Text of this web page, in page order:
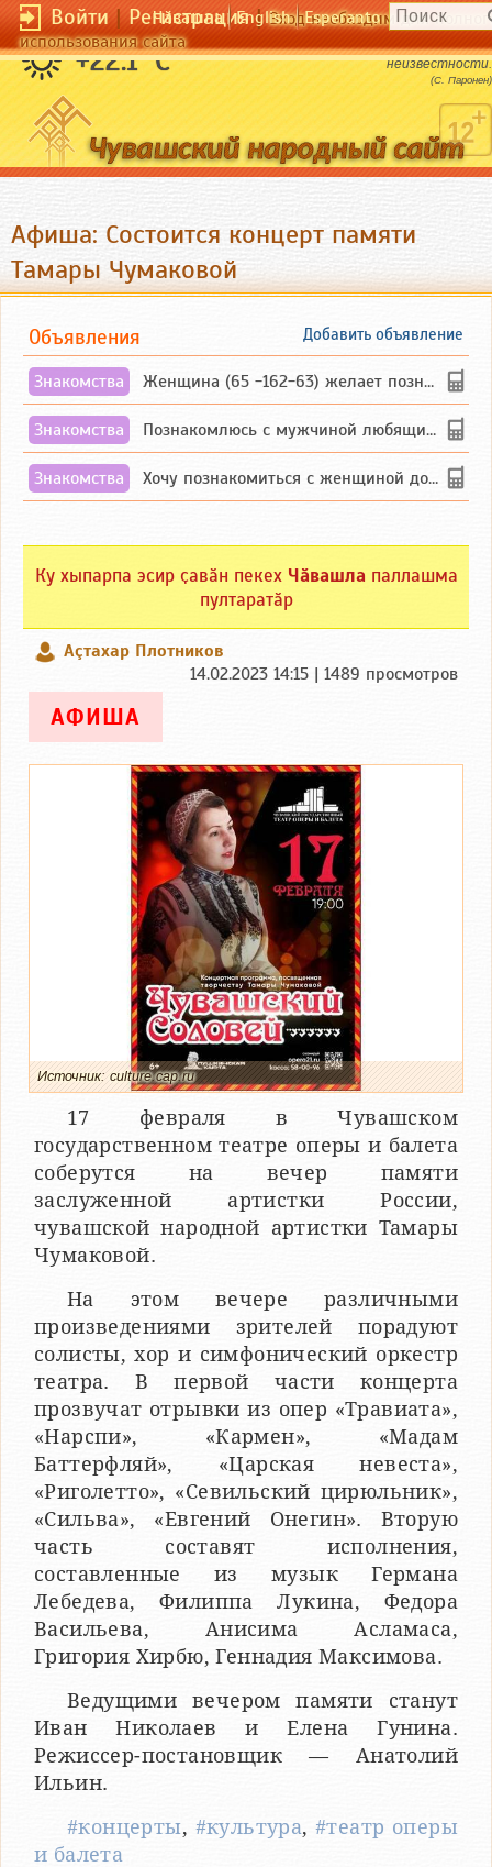
Войти|Регистрация|Вход необходим для
использования сайта
Чӑвашла English Esperanto
+22.1 °C
Знание - это препятствие на пути
неизвестности.
(С. Паронен)
Афиша: Состоится концерт памяти
Тамары Чумаковой
Добавить объявление
Объявления
Знакомства Женщина (65 -162-63) желает познакомиться с одиноким, добродушным, без вредных ...
Знакомства Познакомлюсь с мужчиной любящим танцевать и петь на родном чувашском языке
Знакомства Хочу познакомиться с женщиной до 55 лет чувашской или русской национальности дл...
Ку хыпарпа эсир ҫавӑн пекех Чӑвашла паллашма
пултаратӑр
Аçтахар Плотников
14.02.2023 14:15 | 1489 просмотров
АФИША
Источник: culture.cap.ru
17 февраля в Чувашском
государственном театре оперы и балета
соберутся на вечер памяти
заслуженной артистки России,
чувашской народной артистки Тамары
Чумаковой.
На этом вечере различными
произведениями зрителей порадуют
солисты, хор и симфонический оркестр
театра. В первой части концерта
прозвучат отрывки из опер «Травиата»,
«Нарспи», «Кармен», «Мадам
Баттерфляй», «Царская невеста»,
«Риголетто», «Севильский цирюльник»,
«Сильва», «Евгений Онегин». Вторую
часть составят исполнения,
составленные из музык Германа
Лебедева, Филиппа Лукина, Федора
Васильева, Анисима Асламаса,
Григория Хирбю, Геннадия Максимова.
Ведущими вечером памяти станут
Иван Николаев и Елена Гунина.
Режиссер-постановщик — Анатолий
Ильин.
#концерты, #культура,#театр оперы
и балета